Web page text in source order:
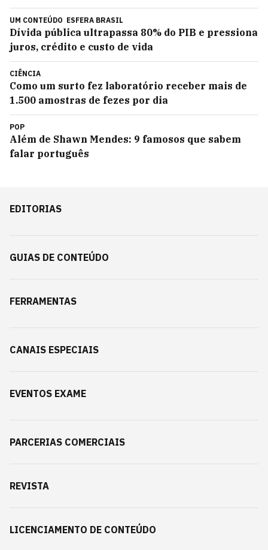
UM CONTEÚDO ESFERA BRASIL
Dívida pública ultrapassa 80% do PIB e pressiona
juros, crédito e custo de vida
CIÊNCIA
Como um surto fez laboratório receber mais de
1.500 amostras de fezes por dia
POP
Além de Shawn Mendes: 9 famosos que sabem
falar português
EDITORIAS
GUIAS DE CONTEÚDO
FERRAMENTAS
CANAIS ESPECIAIS
EVENTOS EXAME
PARCERIAS COMERCIAIS
REVISTA
LICENCIAMENTO DE CONTEÚDO